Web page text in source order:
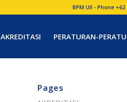
BPM UII - Phone
AKREDITASI PERATURAN-
Pages